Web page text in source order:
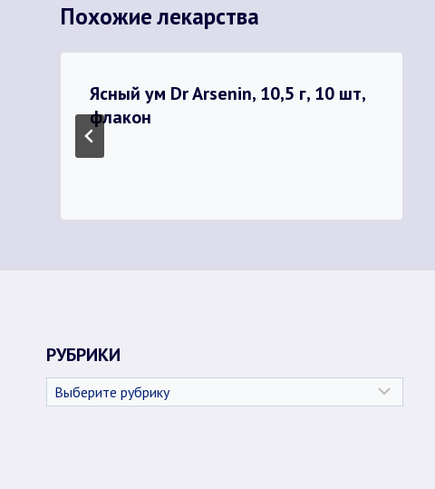
Похожие лекарства
Ясный ум Dr Arsenin, 10,5 г, 10 шт,
флакон
РУБРИКИ
Рубрики